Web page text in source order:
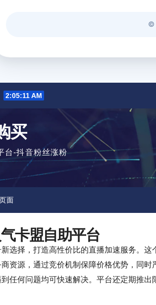
2:05:12 AM
买
台-抖音粉丝涨粉
面
卡盟自助平台
选择，打造高性价比的直播加速服务。
资源，通过竞价机制保障价格优势，同
任何问题均可快速解决。平台还定期推